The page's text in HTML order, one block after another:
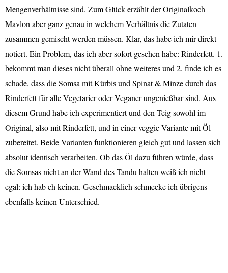
Mengenverhältnisse sind. Zum Glück erzählt der Originalkoch
Mavlon aber ganz genau in welchem Verhältnis die Zutaten
zusammen gemischt werden müssen. Klar, das habe ich mir direkt
notiert. Ein Problem, das ich aber sofort gesehen habe: Rinderfett. 1.
bekommt man dieses nicht überall ohne weiteres und 2. finde ich es
schade, dass die Somsa mit Kürbis und Spinat & Minze durch das
Rinderfett für alle Vegetarier oder Veganer ungenießbar sind. Aus
diesem Grund habe ich experimentiert und den Teig sowohl im
Original, also mit Rinderfett, und in einer veggie Variante mit Öl
zubereitet. Beide Varianten funktionieren gleich gut und lassen sich
absolut identisch verarbeiten. Ob das Öl dazu führen würde, dass
die Somsas nicht an der Wand des Tandu halten weiß ich nicht –
egal: ich hab eh keinen. Geschmacklich schmecke ich übrigens
ebenfalls keinen Unterschied.